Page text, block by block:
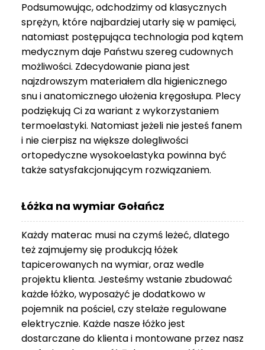
Podsumowując, odchodzimy od klasycznych
sprężyn, które najbardziej utarły się w pamięci,
natomiast postępująca technologia pod kątem
medycznym daje Państwu szereg cudownych
możliwości. Zdecydowanie piana jest
najzdrowszym materiałem dla higienicznego
snu i anatomicznego ułożenia kręgosłupa. Plecy
podziękują Ci za wariant z wykorzystaniem
termoelastyki. Natomiast jeżeli nie jesteś fanem
i nie cierpisz na większe dolegliwości
ortopedyczne wysokoelastyka powinna być
także satysfakcjonującym rozwiązaniem.
Łóżka na wymiar Gołańcz
Każdy materac musi na czymś leżeć, dlatego
też zajmujemy się produkcją łóżek
tapicerowanych na wymiar, oraz wedle
projektu klienta. Jesteśmy wstanie zbudować
każde łóżko, wyposażyć je dodatkowo w
pojemnik na pościel, czy stelaże regulowane
elektrycznie. Każde nasze łóżko jest
dostarczane do klienta i montowane przez nasz